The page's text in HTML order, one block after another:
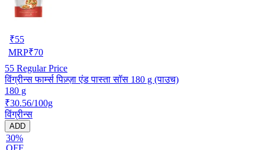
₹55
MRP₹70
55 Regular Price
विंग्रीन्स फार्म्स पिज़्ज़ा एंड पास्ता सॉस 180 g (पाउच)
180 g
₹30.56/100g
विंग्रीन्स
ADD
30%
OFF